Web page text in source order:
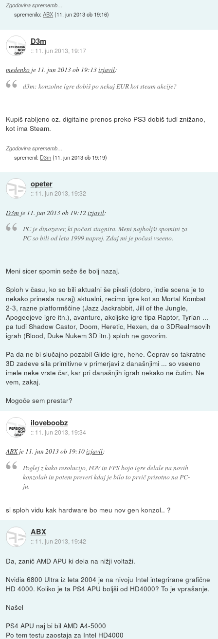
Zgodovina sprememb…
spremenilo:ABX(11. jun 2013 ob 19:16)
D3m
:: 11. jun 2013, 19:17
medenko je 11. jun 2013 ob 19:13izjavil:
d3m: konzolne igre dobiš po nekaj EUR kot steam akcije?
Kupiš rabljeno oz. digitalne prenos preko PS3 dobiš tudi znižano,
kot ima Steam.
Zgodovina sprememb…
spremenil: D3m(11. jun 2013 ob 19:19)
opeter
:: 11. jun 2013, 19:32
D3m je 11. jun 2013 ob 19:12 izjavil:
PC je dinozaver, ki počasi stagnira. Meni najboljši spomini za
PC so bili od leta 1999 naprej. Zdaj mi je počasi vseeno.
Meni sicer spomin seže še bolj nazaj.
Sploh v času, ko so bili aktualni še piksli (dobro, indie scena je to
nekako prinesla nazaj) aktualni, recimo igre kot so Mortal Kombat
2-3, razne platformščine (Jazz Jackrabbit, Jill of the Jungle,
Apogeejeve igre itn.), avanture, akcijske igre tipa Raptor, Tyrian ...
pa tudi Shadow Castor, Doom, Heretic, Hexen, da o 3DRealmsovih
igrah (Blood, Duke Nukem 3D itn.) sploh ne govorim.
Pa da ne bi slučajno pozabil Glide igre, hehe. Čeprav so takratne
3D zadeve sila primitivne v primerjavi z današnjimi ... so vseeno
imele neke vrste čar, kar pri današnjih igrah nekako ne čutim. Ne
vem, zakaj.
Mogoče sem prestar?
iloveboobz
:: 11. jun 2013, 19:34
ABXje 11. jun 2013 ob 19:10izjavil:
Poglej z kako resolucijo, FOV in FPS bojo igre delale na novih
konzolah in potem preveri kdaj je bilo to prvič prisotno na PC-
ju.
si sploh vidu kak hardware bo meu nov gen konzol.. ?
ABX
:: 11. jun 2013, 19:42
Da, zanič AMD APU ki dela na nižji voltaži.
Nvidia 6800 Ultra iz leta 2004 je na nivoju Intel integrirane grafične
HD 4000. Koliko je ta PS4 APU boljši od HD4000? To je vprašanje.
Našel
PS4 APU naj bi bil AMD A4-5000
Po tem testu zaostaja za Intel HD4000